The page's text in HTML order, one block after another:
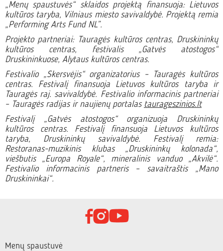
„Menų spaustuvės“ sklaidos projektą finansuoja: Lietuvos
kultūros taryba, Vilniaus miesto savivaldybė. Projektą remia
„Performing Arts Fund NL”.
Projekto partneriai: Tauragės kultūros centras, Druskininkų
kultūros centras, festivalis „Gatvės atostogos“
Druskininkuose, Alytaus kultūros centras.
Festivalio „Skersvėjis“ organizatorius – Tauragės kultūros
centras. Festivalį finansuoja Lietuvos kultūros taryba ir
Tauragės raj. savivaldybė. Festivalio informacinis partneriai
– Tauragės radijas ir naujienų portalas taurageszinios.lt
Festivalį „Gatvės atostogos“ organizuoja Druskininkų
kultūros centras. Festivalį finansuoja Lietuvos kultūros
taryba, Druskininkų savivaldybė. Festivalį remia:
Restoranas-muzikinis klubas „Druskininkų kolonada“,
viešbutis „Europa Royale“, mineralinis vanduo „Akvilė“.
Festivalio informacinis partneris – savaitraštis „Mano
Druskininkai“.
Menų spaustuvė